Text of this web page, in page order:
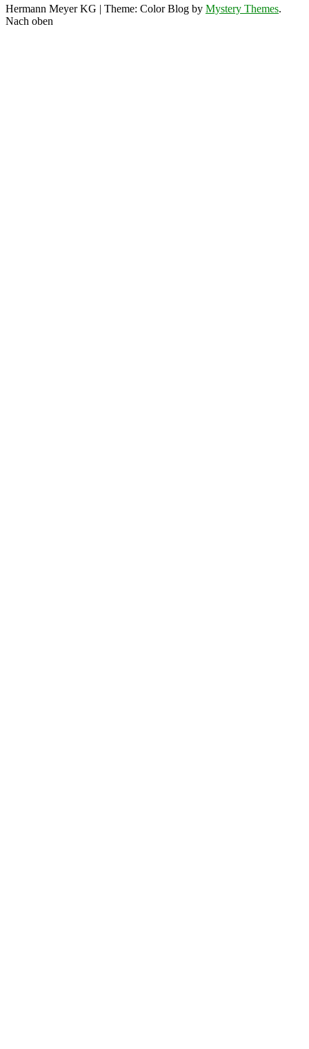
Hermann Meyer KG | Theme: Color Blog by Mystery Themes.
Nach oben